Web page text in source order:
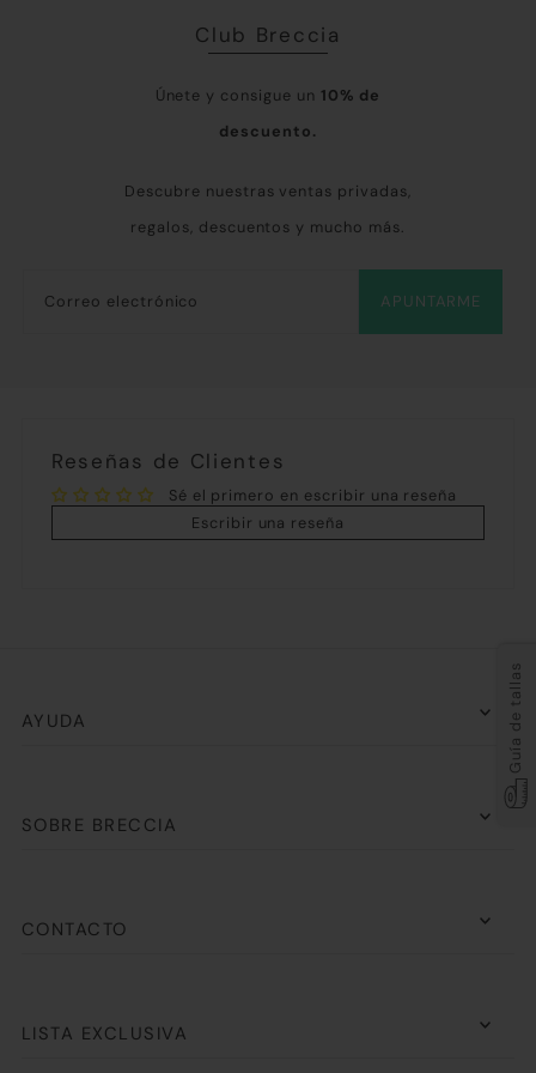
Club Breccia
Únete y consigue un 10% de
descuento.
Descubre nuestras ventas privadas,
regalos, descuentos y mucho más.
APUNTARME
Reseñas de Clientes
Sé el primero en escribir una reseña
Escribir una reseña
AYUDA
SOBRE BRECCIA
CONTACTO
LISTA EXCLUSIVA
Guía de tallas